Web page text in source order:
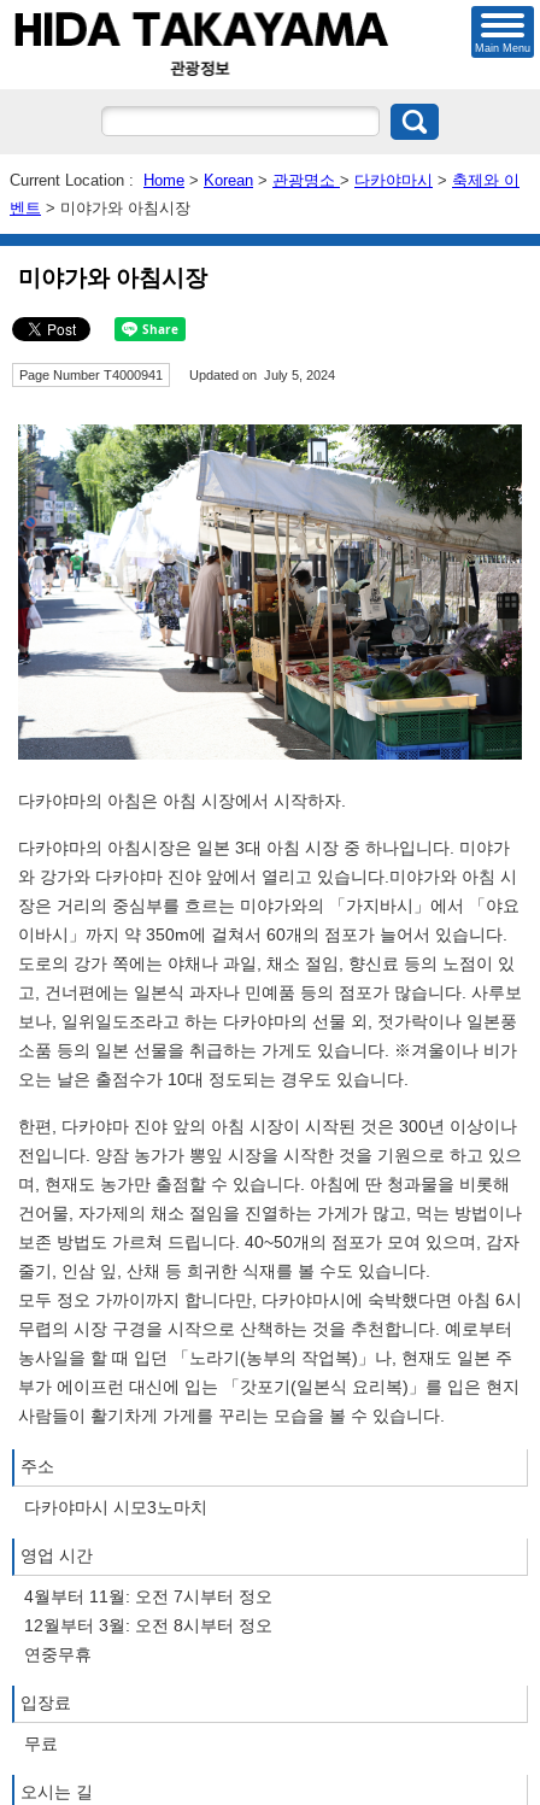
Main Menu
Current Location : Home > Korean > 관광명소 > 다카야마시 > 축제와 이
벤트 > 미야가와 아침시장
미야가와 아침시장
Page Number T4000941 Updated on July 5, 2024
다카야마의 아침은 아침 시장에서 시작하자.
다카야마의 아침시장은 일본 3대 아침 시장 중 하나입니다. 미야가
와 강가와 다카야마 진야 앞에서 열리고 있습니다.미야가와 아침 시
장은 거리의 중심부를 흐르는 미야가와의 「가지바시」에서 「야요
이바시」까지 약 350m에 걸쳐서 60개의 점포가 늘어서 있습니다.
도로의 강가 쪽에는 야채나 과일, 채소 절임, 향신료 등의 노점이 있
고, 건너편에는 일본식 과자나 민예품 등의 점포가 많습니다. 사루보
보나, 일위일도조라고 하는 다카야마의 선물 외, 젓가락이나 일본풍
소품 등의 일본 선물을 취급하는 가게도 있습니다. ※겨울이나 비가
오는 날은 출점수가 10대 정도되는 경우도 있습니다.
한편, 다카야마 진야 앞의 아침 시장이 시작된 것은 300년 이상이나
전입니다. 양잠 농가가 뽕잎 시장을 시작한 것을 기원으로 하고 있으
며, 현재도 농가만 출점할 수 있습니다. 아침에 딴 청과물을 비롯해
건어물, 자가제의 채소 절임을 진열하는 가게가 많고, 먹는 방법이나
보존 방법도 가르쳐 드립니다. 40~50개의 점포가 모여 있으며, 감자
줄기, 인삼 잎, 산채 등 희귀한 식재를 볼 수도 있습니다.
모두 정오 가까이까지 합니다만, 다카야마시에 숙박했다면 아침 6시
무렵의 시장 구경을 시작으로 산책하는 것을 추천합니다. 예로부터
농사일을 할 때 입던 「노라기(농부의 작업복)」나, 현재도 일본 주
부가 에이프런 대신에 입는 「갓포기(일본식 요리복)」를 입은 현지
사람들이 활기차게 가게를 꾸리는 모습을 볼 수 있습니다.
주소
다카야마시 시모3노마치
영업 시간
4월부터 11월: 오전 7시부터 정오
12월부터 3월: 오전 8시부터 정오
연중무휴
입장료
무료
오시는 길